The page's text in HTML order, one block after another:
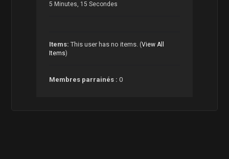
5 Minutes, 15 Secondes
Items: This user has no items. (View All
Items)
Membres parrainés :0